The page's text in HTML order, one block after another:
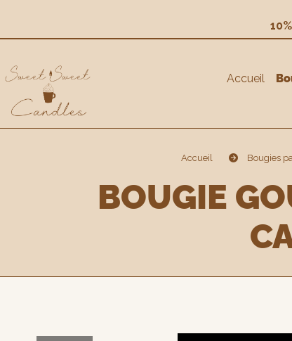
Accueil
Accueil Bougies
BOUGIE GOURMANDE SOUS CLOCHE PARFUM